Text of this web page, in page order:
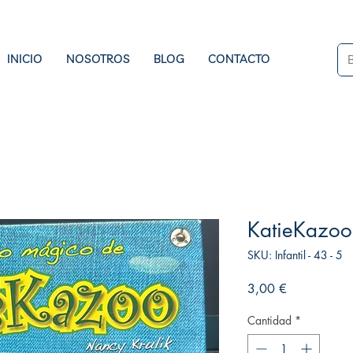
INICIO NOSOTROS BLOG CONTACTO
SKU: Infantil - 43 - 5
3,00 €
Cantidad *